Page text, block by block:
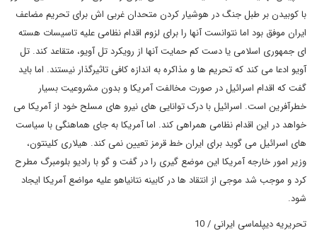
با کوبیدن بر طبل جنگ در هوشیار کردن متحدان غربی اش برای تحریم مضاعف
ایران موفق بود اما نتوانست آنها را برای لزوم اقدام نظامی علیه تاسیسات هسته
ای جمهوری اسلامی یا دست کم حمایت آنها از رویکرد تل آویو، متقاعد کند. تل
آویو ادعا می کند که تحریم ها و مذاکره به اندازه کافی تاثیرگذار نیستند. اما باید
گفت که اقدام اسرائیل در صورت مخالفت آمریکا و بدون مشروعیت بسیار
خطرآفرین است. اسرائیل با درک توانایی های نیرو های مسلح خود از آمریکا می
خواهد در این اقدام نظامی همراهی کند. اما آمریکا به جای هماهنگی با سیاست
های اسرائیل می گوید برای ایران خط قرمز تعیین نمی کند. هیلاری کلینتون،
وزیر امور خارجه آمریکا این موضع گیری را در گفت و گو با رادیو بلومبرگ مطرح
کرد و موجب شد موجی از انتقاد ها در کابینه نتانیاهو علیه مواضع آمریکا ایجاد
شود.
تحریریه دیپلماسی ایرانی / 10